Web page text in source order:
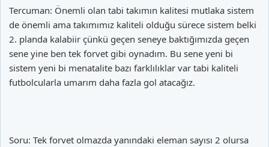
Tercuman: Önemli olan tabi takımın kalitesi mutlaka sistem
de önemli ama takımımız kaliteli olduğu sürece sistem belki
2. planda kalabiir çünkü geçen seneye baktığımızda geçen
sene yine ben tek forvet gibi oynadım. Bu sene yeni bi
sistem yeni bi menatalite bazı farklılıklar var tabi kaliteli
futbolcularla umarım daha fazla gol atacağız.
Soru: Tek forvet olmazda yanındaki eleman sayısı 2 olursa